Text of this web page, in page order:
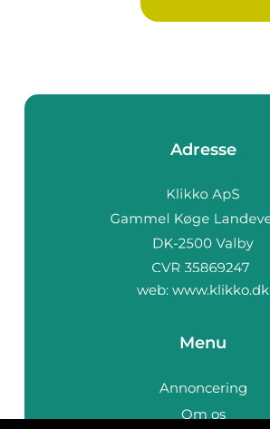
Adresse
web: www.klikko.dk
Menu
Annoncering
Om os